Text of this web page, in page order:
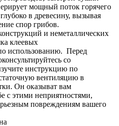
мощный поток горячего
в древесину, вызывая
спор грибов.
и неметаллических
клеевых
использованию. Перед
со
инструкцию по
вентиляцию в
Он оказыват вам
с этими неприятностями,
повреждениям вашего